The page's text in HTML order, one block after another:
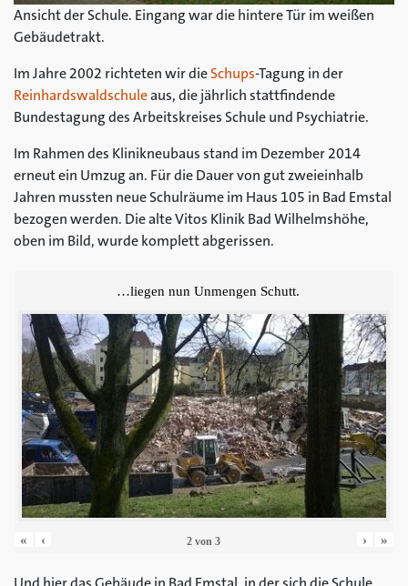
Ansicht der Schule. Eingang war die hintere Tür im weißen
Gebäudetrakt.
Im Jahre 2002 richteten wir dieSchups-Tagung in der
Reinhardswaldschuleaus, die jährlich stattfindende
Bundestagung des Arbeitskreises Schule und Psychiatrie.
Im Rahmen des Klinikneubaus stand im Dezember 2014
erneut ein Umzug an. Für die Dauer von gut zweieinhalb
Jahren mussten neue Schulräume im Haus 105 in Bad Emstal
bezogen werden. Die alte Vitos Klinik Bad Wilhelmshöhe,
oben im Bild, wurde komplett abgerissen.
…liegen nun Unmengen Schutt.
« ‹ 2 von3 › »